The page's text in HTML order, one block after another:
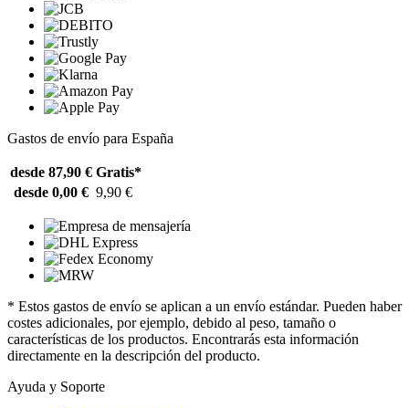
Gastos de envío para España
desde 87,90 € Gratis*
desde 0,00 € 9,90 €
* Estos gastos de envío se aplican a un envío estándar. Pueden haber
costes adicionales, por ejemplo, debido al peso, tamaño o
características de los productos. Encontrarás esta información
directamente en la descripción del producto.
Ayuda y Soporte